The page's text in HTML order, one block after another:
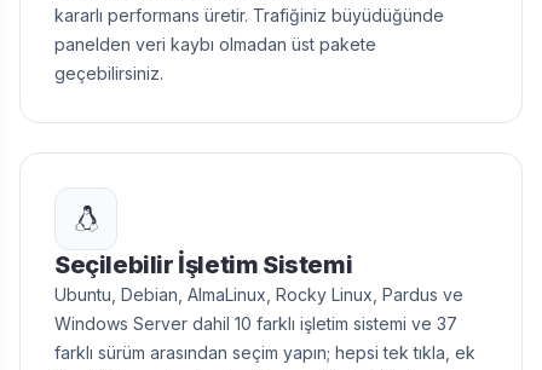
kararlı performans üretir. Trafiğiniz büyüdüğünde
panelden veri kaybı olmadan üst pakete
geçebilirsiniz.
Seçilebilir İşletim Sistemi
Ubuntu, Debian, AlmaLinux, Rocky Linux, Pardus ve
Windows Server dahil 10 farklı işletim sistemi ve 37
farklı sürüm arasından seçim yapın; hepsi tek tıkla, ek